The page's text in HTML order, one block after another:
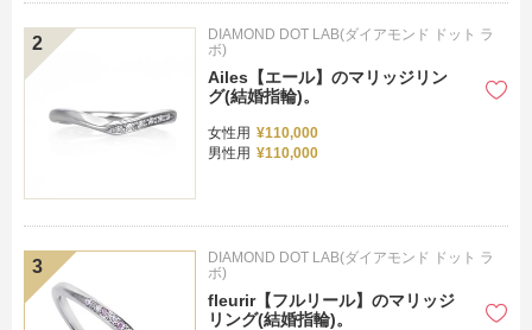
DIAMOND DOT LAB(ダイアモンド ドット ラ
ボ)
Ailes【エール】のマリッジリン
グ(結婚指輪)。
女性用 ¥110,000
男性用 ¥110,000
DIAMOND DOT LAB(ダイアモンド ドット ラ
ボ)
fleurir【フルリール】のマリッジ
リング(結婚指輪)。